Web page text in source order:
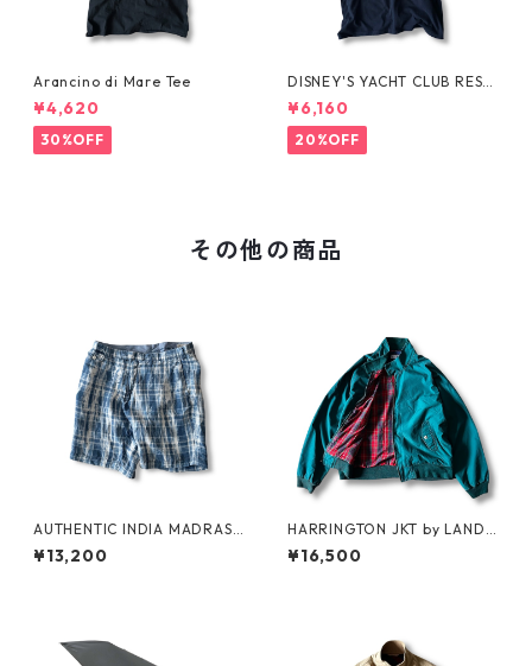
Arancino di Mare Tee
¥4,620
30%OFF
DISNEY'S YACHT CLUB RESO
RT Tee
¥6,160
20%OFF
その他の商品
AUTHENTIC INDIA MADRAS
SHORTS by Polo Ralph Laure
n
¥13,200
HARRINGTON JKT by LAND
S'END
¥16,500